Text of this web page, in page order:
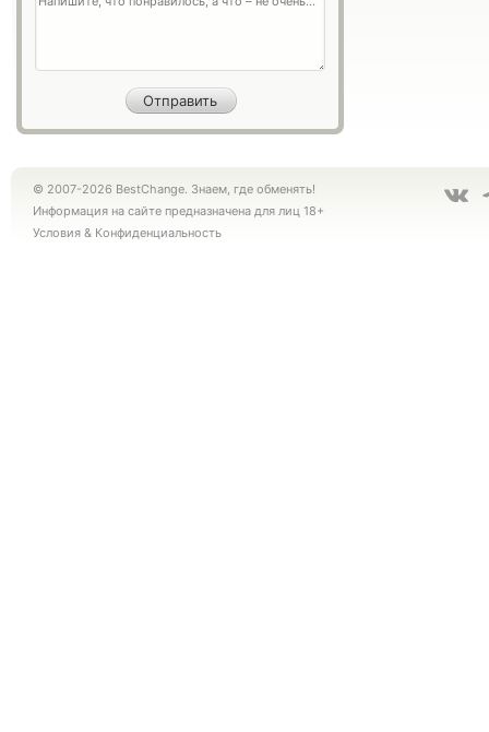
© 2007-2026 BestChange. Знаем, где обменять!
Информация на сайте предназначена для лиц 18+
Условия & Конфиденциальность